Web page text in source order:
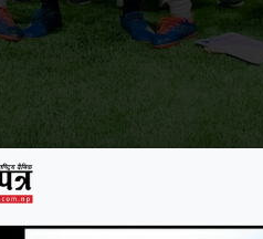
कपको उपाधि बगर